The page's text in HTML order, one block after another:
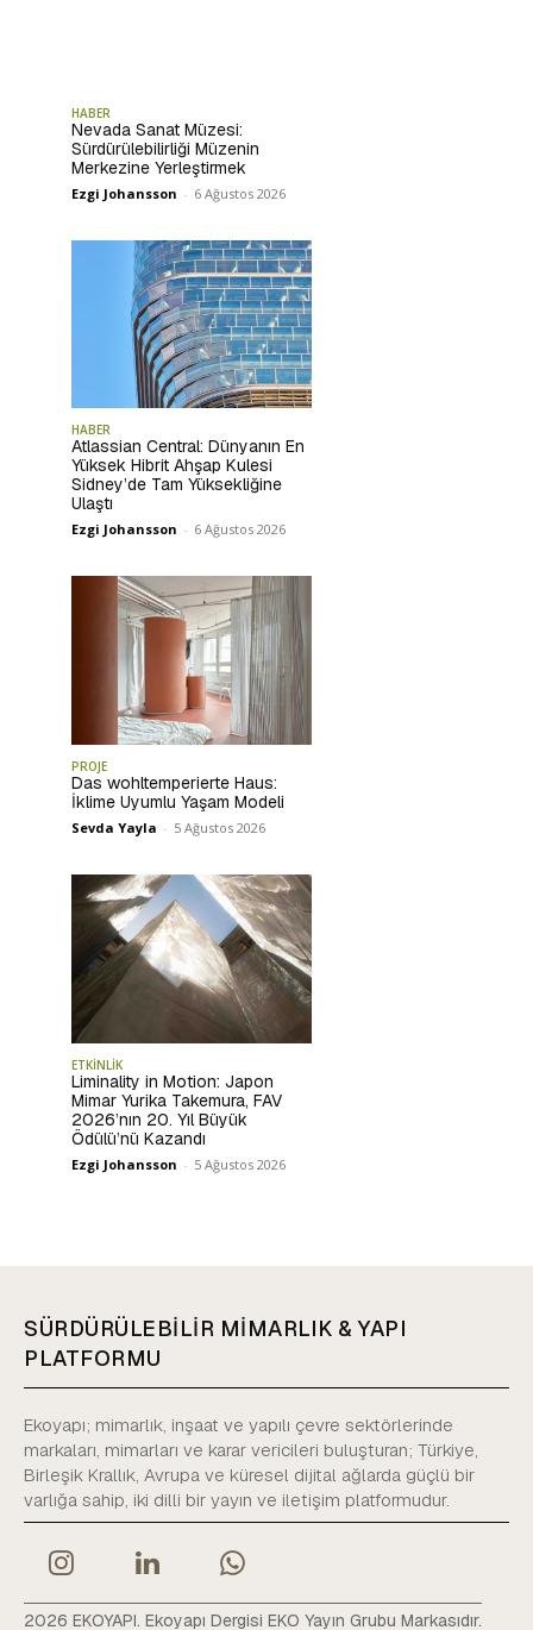
HABER
Nevada Sanat Müzesi:
Sürdürülebilirliği Müzenin
Merkezine Yerleştirmek
Ezgi Johansson - 6 Ağustos 2026
HABER
Atlassian Central: Dünyanın En
Yüksek Hibrit Ahşap Kulesi
Sidney’de Tam Yüksekliğine
Ulaştı
Ezgi Johansson - 6 Ağustos 2026
PROJE
Das wohltemperierte Haus:
İklime Uyumlu Yaşam Modeli
Sevda Yayla - 5 Ağustos 2026
ETKİNLİK
Liminality in Motion: Japon
Mimar Yurika Takemura, FAV
2026’nın 20. Yıl Büyük
Ödülü’nü Kazandı
Ezgi Johansson - 5 Ağustos 2026
SÜRDÜRÜLEBİLİR MİMARLIK & YAPI
PLATFORMU
Ekoyapı; mimarlık, inşaat ve yapılı çevre sektörlerinde
markaları, mimarları ve karar vericileri buluşturan; Türkiye,
Birleşik Krallık, Avrupa ve küresel dijital ağlarda güçlü bir
varlığa sahip, iki dilli bir yayın ve iletişim platformudur.
2026 EKOYAPI. Ekoyapı Dergisi EKO Yayın Grubu Markasıdır.